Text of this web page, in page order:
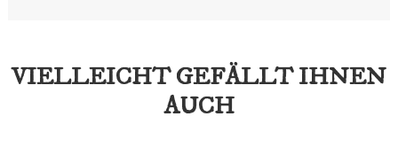
VIELLEICHT GEFÄLLT IHNEN
AUCH